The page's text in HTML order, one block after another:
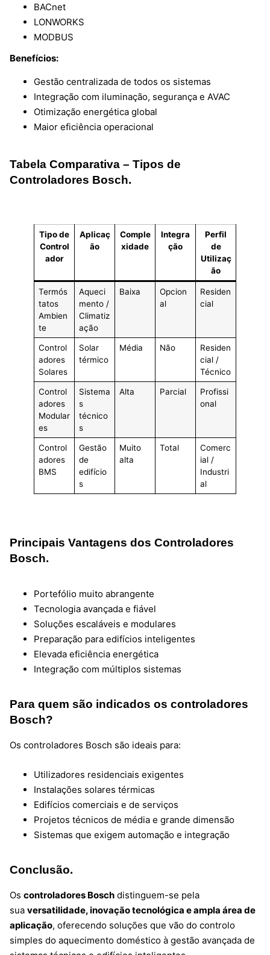
BACnet
LONWORKS
MODBUS
Benefícios:
Gestão centralizada de todos os sistemas
Integração com iluminação, segurança e AVAC
Otimização energética global
Maior eficiência operacional
Tabela Comparativa – Tipos de
Controladores Bosch.
Tipo de
Control
ador
Aplicaç
ão
Comple
xidade
Integra
ção
Perfil
de
Utilizaç
ão
Termós
tatos
Ambien
te
Aqueci
mento /
Climatiz
ação
Baixa
Opcion
al
Residen
cial
Control
adores
Solares
Solar
térmico
Média Não
Residen
cial /
Técnico
Control
adores
Modular
es
Sistema
s
técnico
s
Alta Parcial
Profissi
onal
Control
adores
BMS
Gestão
de
edifício
s
Muito
alta
Total
Comerc
ial /
Industri
al
Principais Vantagens dos Controladores
Bosch.
Portefólio muito abrangente
Tecnologia avançada e fiável
Soluções escaláveis e modulares
Preparação para edifícios inteligentes
Elevada eficiência energética
Integração com múltiplos sistemas
Para quem são indicados os controladores
Bosch?
Os controladores Bosch são ideais para:
Utilizadores residenciais exigentes
Instalações solares térmicas
Edifícios comerciais e de serviços
Projetos técnicos de média e grande dimensão
Sistemas que exigem automação e integração
Conclusão.
Os controladores Bosch distinguem-se pela
sua versatilidade, inovação tecnológica e ampla área de
aplicação, oferecendo soluções que vão do controlo
simples do aquecimento doméstico à gestão avançada de